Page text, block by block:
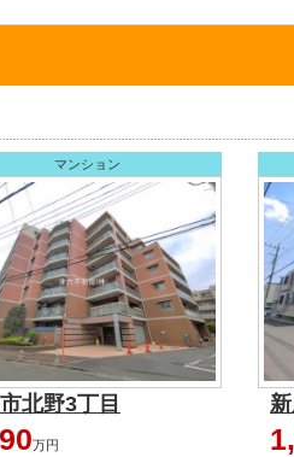
マンション
北野3丁目
万円